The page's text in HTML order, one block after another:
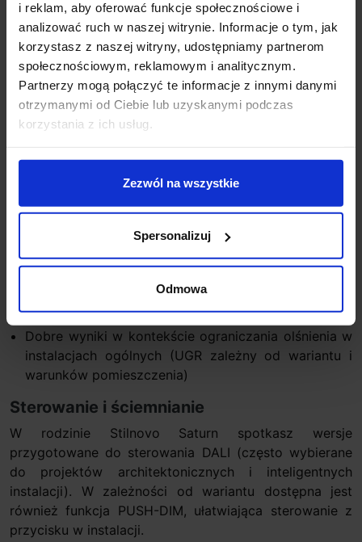
i reklam, aby oferować funkcje społecznościowe i
analizować ruch w naszej witrynie. Informacje o tym, jak
korzystasz z naszej witryny, udostępniamy partnerom
społecznościowym, reklamowym i analitycznym.
Partnerzy mogą połączyć te informacje z innymi danymi
otrzymanymi od Ciebie lub uzyskanymi podczas
korzystania z ich usług.
Zezwól na wszystkie
Spersonalizuj
Odmowa
Zastosowanie: do wnętrz; stopień ochrony IP40.
Światło i komfort wizualny
Saturn jest projektowany jako plafon LED oświetlający
przestrzeń w sposób spokojny i spójny, bez
agresywnej „techniczności”. Dzięki wysokiemu CRI 90
oprawa dobrze sprawdza się tam, gdzie liczy się
recepcje). Wysoka spójność barwy pomiędzy
oprawami ułatwia tworzenie instalacji wielopunktowych
w jednym wnętrzu.
Parametry użytkowe (w zależności od wersji):
Wysoka trwałość źródła LED (klasa żywotności
typowa dla opraw premium)
Dobre wyniki w kontekście ograniczania olśnienia w
instalacjach ogólnych (UGR zależny od wariantu i
warunków pomieszczenia)
Sterowanie i ściemnianie
W rodzinie Stilnovo Saturn spotkasz wersje
przygotowane do sterowania DALI (często wybierane
do projektów architektonicznych i inteligentnych
instalacji). W zależności od wariantu dostępna jest
również funkcja PUSH-DIM, ułatwiająca sterowanie z
przycisku w instalacji.